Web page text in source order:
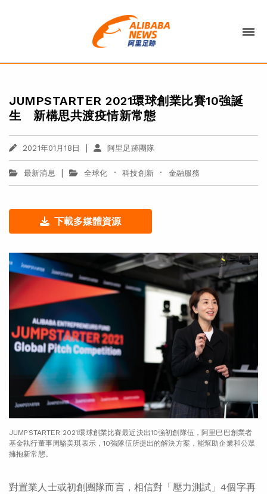
JUMPSTARTER 2021環球創業比賽10強誕
生 新構思共渡疫情新常態
2021年01月18日 | 阿里足跡團隊
最新消息 | 全球化 · 科技創新 · 金融服務
下載多媒體資源
JUMPSTARTER 2021環球創業比賽最近決出10強初創隊伍，阿里巴巴創業者
基金執行董事周駱美琪表示，10強隊伍所提出的解決方案，能幫助企業和公眾
擁抱新常態。
對置業人士或初創團隊而言，相信對「壓力測試」4個字再